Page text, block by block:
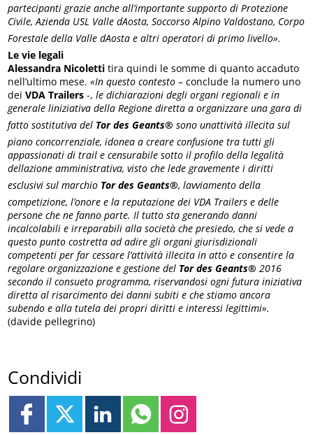
partecipanti grazie anche all’importante supporto di Protezione
Civile, Azienda USL Valle dAosta, Soccorso Alpino Valdostano, Corpo
Forestale della Valle dAosta e altri operatori di primo livello».
Le vie legali
Alessandra Nicoletti tira quindi le somme di quanto accaduto
nell’ultimo mese.«In questo contesto– conclude la numero uno
deiVDA Trailers -,le dichiarazioni degli organi regionali e in
generale liniziativa della Regione diretta a organizzare una gara di
fatto sostitutiva del Tor des Geants® sono unattività illecita sul
piano concorrenziale, idonea a creare confusione tra tutti gli
appassionati di trail e censurabile sotto il profilo della legalità
dellazione amministrativa, visto che lede gravemente i diritti
esclusivi sul marchio Tor des Geants®, lavviamento della
competizione, l’onore e la reputazione dei VDA Trailers e delle
persone che ne fanno parte. Il tutto sta generando danni
incalcolabili e irreparabili alla società che presiedo, che si vede a
questo punto costretta ad adire gli organi giurisdizionali
competenti per far cessare l’attività illecita in atto e consentire la
regolare organizzazione e gestione del Tor des Geants® 2016
secondo il consueto programma, riservandosi ogni futura iniziativa
diretta al risarcimento dei danni subiti e che stiamo ancora
subendo e alla tutela dei propri diritti e interessi legittimi».
(davide pellegrino)
Condividi